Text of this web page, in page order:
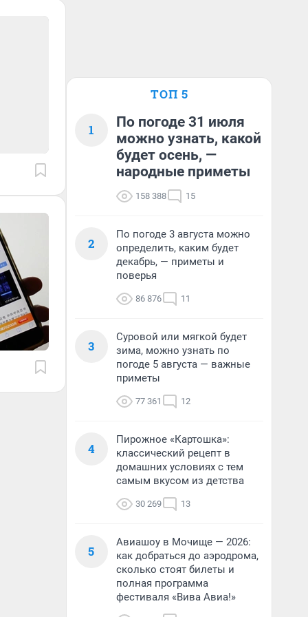
ТОП 5
1
По погоде 31 июля
можно узнать, какой
будет осень, —
народные приметы
158 388 15
2
По погоде 3 августа можно
определить, каким будет
декабрь, — приметы и
поверья
86 876 11
3
Суровой или мягкой будет
зима, можно узнать по
погоде 5 августа — важные
приметы
77 361 12
4
Пирожное «Картошка»:
классический рецепт в
домашних условиях с тем
самым вкусом из детства
30 269 13
5
Авиашоу в Мочище — 2026:
как добраться до аэродрома,
сколько стоят билеты и
полная программа
фестиваля «Вива Авиа!»